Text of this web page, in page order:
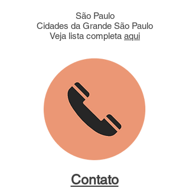
São Paulo
Cidades da Grande São Paulo
Veja lista completa aqui
Contato